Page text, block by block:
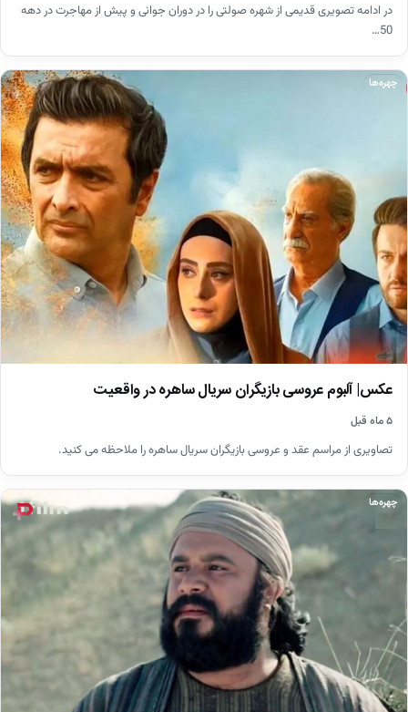
در ادامه تصویری قدیمی از شهره صولتی را در دوران جوانی و پیش از مهاجرت در دهه
50…
چهره‌ها
عکس| آلبوم عروسی بازیگران سریال ساهره در واقعیت
۵ ماه قبل
تصاویری از مراسم عقد و عروسی بازیگران سریال ساهره را ملاحظه می کنید.
چهره‌ها